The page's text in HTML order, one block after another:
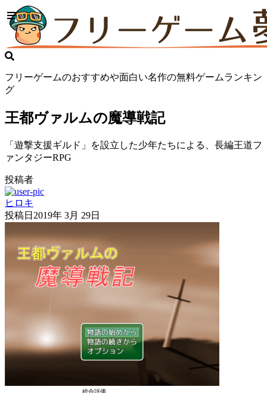
フリーゲームのおすすめや面白い名作の無料ゲームランキン
グ
王都ヴァルムの魔導戦記
「遊撃支援ギルド」を設立した少年たちによる、長編王道フ
ァンタジーRPG
投稿者
ヒロキ
投稿日 2019年 3月 29日